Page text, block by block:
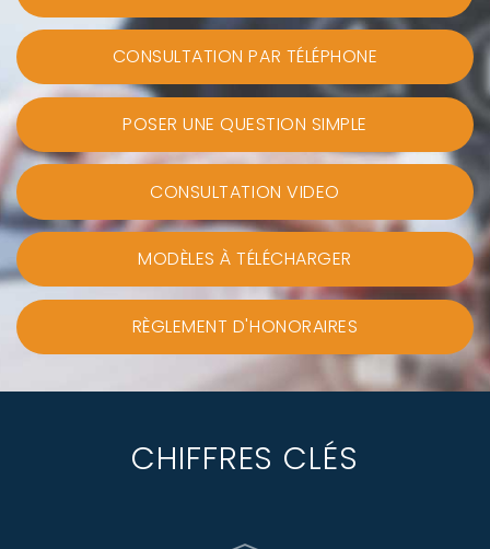
CONSULTATION PAR TÉLÉPHONE
POSER UNE QUESTION SIMPLE
CONSULTATION VIDEO
MODÈLES À TÉLÉCHARGER
RÈGLEMENT D'HONORAIRES
CHIFFRES CLÉS